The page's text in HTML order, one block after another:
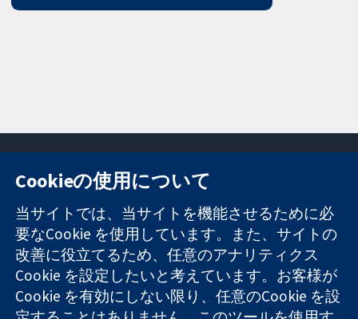
信頼できるエビ
デンスと
情報に基づく意
思決定により
健康のさらなる
11-13 Cavendish
Square
London
W1G 0AN
United Kingdom
お問い合わせ
ニュース
広報
コクランにつ
いて
採用
Cochrane
Cookieの使用について
当サイトでは、当サイトを機能させるために必
要なCookie を使用しています。また、サイトの
改善に役立てるため、任意のアナリティクス
Cookie を設定したいと考えています。お客様が
Cookie を有効にしない限り、任意のCookie を設